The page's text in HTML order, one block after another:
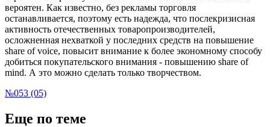
вероятен. Как известно, без рекламы торговля
останавливается, поэтому есть надежда, что послекризисная
активность отечественных товаропроизводителей,
осложненная нехваткой у последних средств на повышение
share of voice, повысит внимание к более экономному способу
добиться покупательского внимания - повышению share of
mind. А это можно сделать только творчеством.
№053 (05)
Еще по теме